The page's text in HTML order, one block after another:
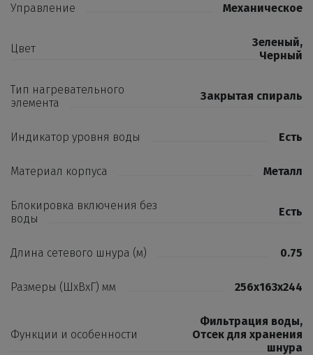
Управление Механическое
Цвет Зеленый,
Черный
Тип нагревательного
элемента
Закрытая спираль
Индикатор уровня воды Есть
Материал корпуса Металл
Блокировка включения без
воды
Есть
Длина сетевого шнура (м) 0.75
Размеры (ШхВхГ) мм 256х163х244
Функции и особенности
Фильтрация воды,
Отсек для хранения
шнура